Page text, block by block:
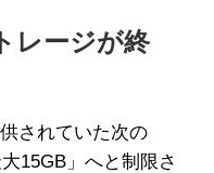
レージが終
されていた次の
15GB」へと制限さ